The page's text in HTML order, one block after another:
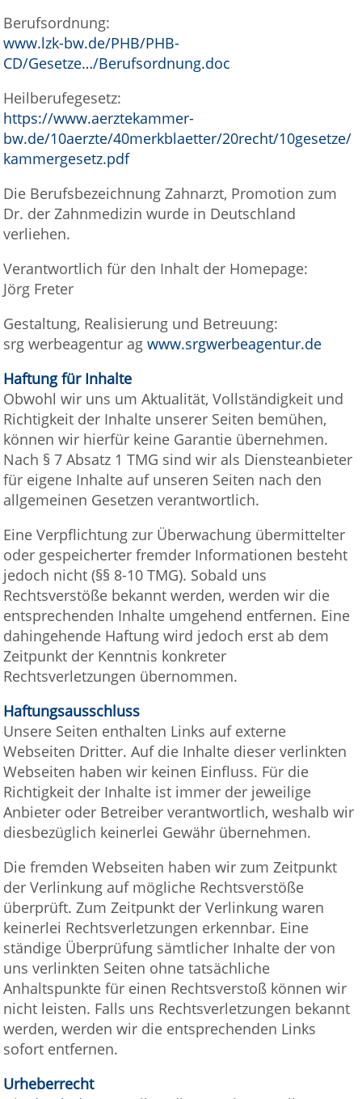
Berufsordnung:
www.lzk-bw.de/PHB/PHB-
CD/Gesetze…/Berufsordnung.doc
Heilberufegesetz:
https://www.aerztekammer-
bw.de/10aerzte/40merkblaetter/20recht/10gesetze/
kammergesetz.pdf
Die Berufsbezeichnung Zahnarzt, Promotion zum
Dr. der Zahnmedizin wurde in Deutschland
verliehen.
Verantwortlich für den Inhalt der Homepage:
Jörg Freter
Gestaltung, Realisierung und Betreuung:
srg werbeagentur agwww.srgwerbeagentur.de
Haftung für Inhalte
Obwohl wir uns um Aktualität, Vollständigkeit und
Richtigkeit der Inhalte unserer Seiten bemühen,
können wir hierfür keine Garantie übernehmen.
Nach § 7 Absatz 1 TMG sind wir als Diensteanbieter
für eigene Inhalte auf unseren Seiten nach den
allgemeinen Gesetzen verantwortlich.
Eine Verpflichtung zur Überwachung übermittelter
oder gespeicherter fremder Informationen besteht
jedoch nicht (§§ 8-10 TMG). Sobald uns
Rechtsverstöße bekannt werden, werden wir die
entsprechenden Inhalte umgehend entfernen. Eine
dahingehende Haftung wird jedoch erst ab dem
Zeitpunkt der Kenntnis konkreter
Rechtsverletzungen übernommen.
Haftungsausschluss
Unsere Seiten enthalten Links auf externe
Webseiten Dritter. Auf die Inhalte dieser verlinkten
Webseiten haben wir keinen Einfluss. Für die
Richtigkeit der Inhalte ist immer der jeweilige
Anbieter oder Betreiber verantwortlich, weshalb wir
diesbezüglich keinerlei Gewähr übernehmen.
Die fremden Webseiten haben wir zum Zeitpunkt
der Verlinkung auf mögliche Rechtsverstöße
überprüft. Zum Zeitpunkt der Verlinkung waren
keinerlei Rechtsverletzungen erkennbar. Eine
ständige Überprüfung sämtlicher Inhalte der von
uns verlinkten Seiten ohne tatsächliche
Anhaltspunkte für einen Rechtsverstoß können wir
nicht leisten. Falls uns Rechtsverletzungen bekannt
werden, werden wir die entsprechenden Links
sofort entfernen.
Urheberrecht